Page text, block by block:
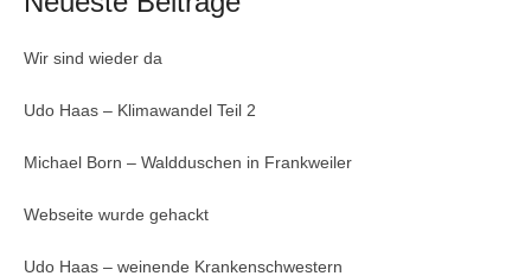
Wir sind wieder da
Udo Haas – Klimawandel Teil 2
Michael Born – Waldduschen in Frankweiler
Webseite wurde gehackt
Udo Haas – weinende Krankenschwestern